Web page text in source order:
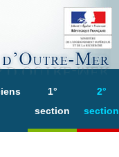
1°
section
2°
section